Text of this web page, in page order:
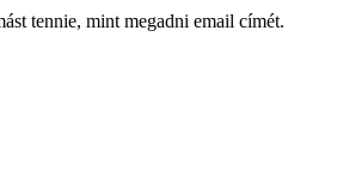
tennie, mint megadni email címét.